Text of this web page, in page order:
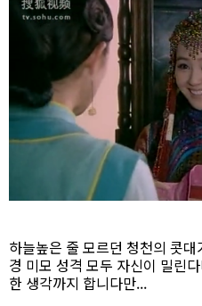
하늘높은 줄 모르던 청천의 콧
경 미모 성격 모두 자신이 밀린
한 생각까지 합니다만...